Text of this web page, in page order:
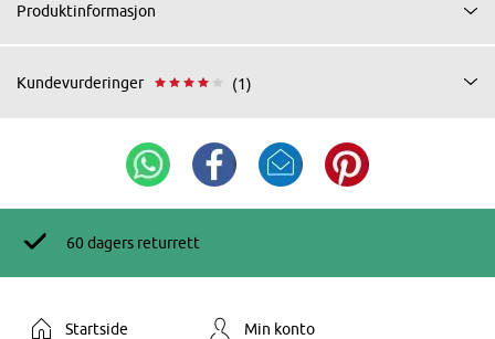
Produktinformasjon
Kundevurderinger (1)
60 dagers returrett
Startside Min konto